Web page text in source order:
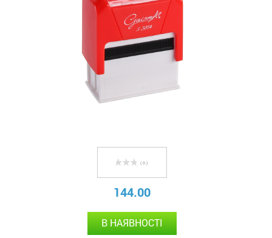
( 0 )
144.00
В НАЯВНОСТІ